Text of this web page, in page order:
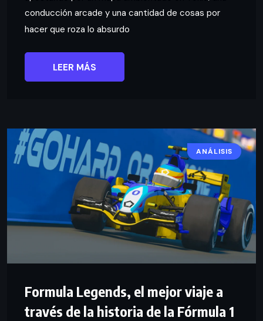
conducción arcade y una cantidad de cosas por
hacer que roza lo absurdo
LEER MÁS
ANÁLISIS
Formula Legends, el mejor viaje a
través de la historia de la Fórmula 1